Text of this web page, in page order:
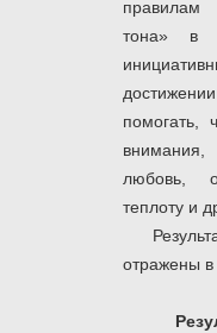
правилам
тона» в
помогать,
любовь,
теплоту и
отражены в